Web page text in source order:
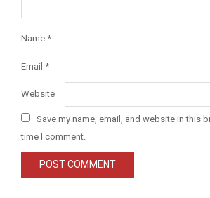
Name *
Email *
Website
Save my name, email, and website in this
time I comment.